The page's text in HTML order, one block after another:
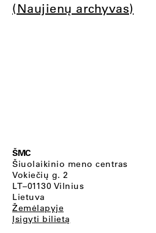
(Naujienų archyvas)
ŠMC
Šiuolaikinio meno centras
Vokiečių g. 2
LT–01130 Vilnius
Lietuva
Žemėlapyje
Įsigyti bilietą